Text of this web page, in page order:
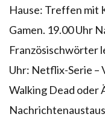
Hause: Treffen mit
Gamen. 19.00 Uhr
Französischwörter
Uhr: Netflix-Serie –
Walking Dead oder